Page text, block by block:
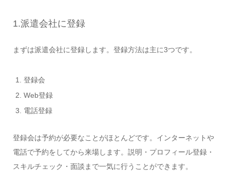
1.派遣会社に登録
まずは派遣会社に登録します。登録方法は主に3つです。
登録会
Web登録
電話登録
登録会は予約が必要なことがほとんどです。インターネットや
電話で予約をしてから来場します。説明・プロフィール登録・
スキルチェック・面談まで一気に行うことができます。